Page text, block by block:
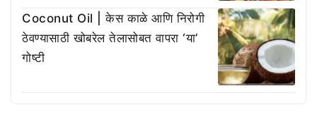
Coconut Oil | केस काळे आणि निरोगी
ठेवण्यासाठी खोबरेल तेलासोबत वापरा ‘या’
गोष्टी